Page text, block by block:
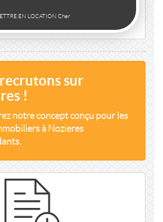
EN LOCATION Cher
sur
!
notre concept conçu pour les
à Nozieres